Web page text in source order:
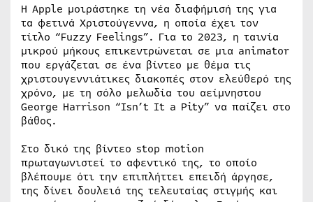
Η Apple μοιράστηκε τη νέα διαφήμισή της για
τα φετινά Χριστούγεννα, η οποία έχει τον
τίτλο “Fuzzy Feelings”. Για το 2023, η ταινία
μικρού μήκους επικεντρώνεται σε μια animator
που εργάζεται σε ένα βίντεο με θέμα τις
χριστουγεννιάτικες διακοπές στον ελεύθερό της
χρόνο, με τη σόλο μελωδία του αείμνηστου
George Harrison “Isn’t It a Pity” να παίζει στο
βάθος.
Στο δικό της βίντεο stop motion
πρωταγωνιστεί το αφεντικό της, το οποίο
βλέπουμε ότι την επιπλήττει επειδή άργησε,
της δίνει δουλειά της τελευταίας στιγμής και